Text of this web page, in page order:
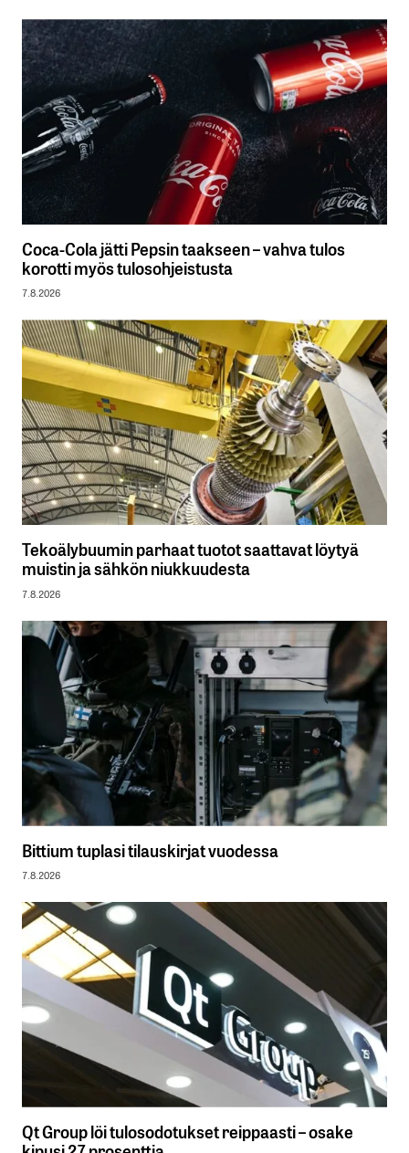
Coca-Cola jätti Pepsin taakseen – vahva tulos
korotti myös tulosohjeistusta
7.8.2026
Tekoälybuumin parhaat tuotot saattavat löytyä
muistin ja sähkön niukkuudesta
7.8.2026
Bittium tuplasi tilauskirjat vuodessa
7.8.2026
Qt Group löi tulosodotukset reippaasti – osake